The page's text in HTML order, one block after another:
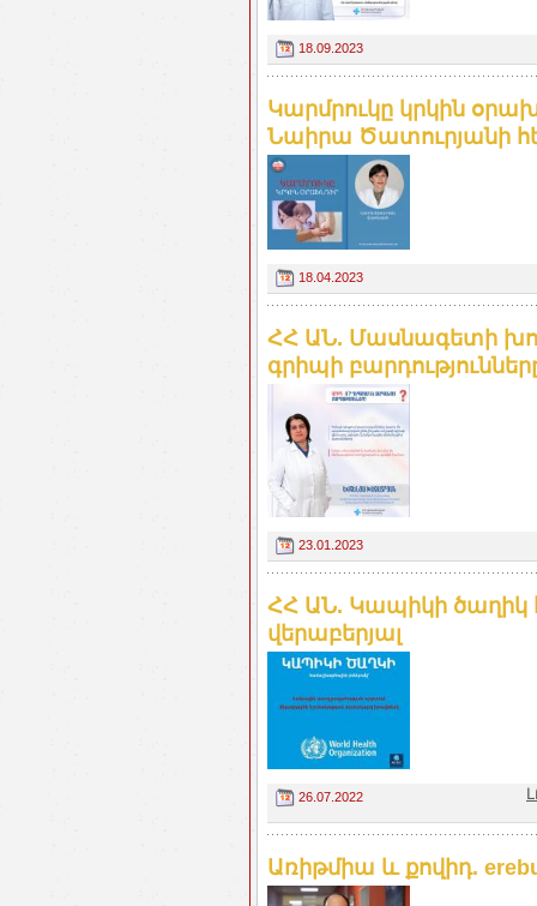
18.09.2023
Կարմրուկը կրկին
Նաիրա Ծատուրյանի
18.04.2023
ՀՀ ԱՆ. Մասնագետի
գրիպի
23.01.2023
ՀՀ ԱՆ. Կապիկի ծաղիկ
վերաբերյալ
26.07.2022
Առիթմիա և քովիդ.